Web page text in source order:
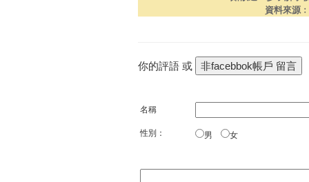
資料來源﹕
你的評語 或
名稱
性別： 男 女